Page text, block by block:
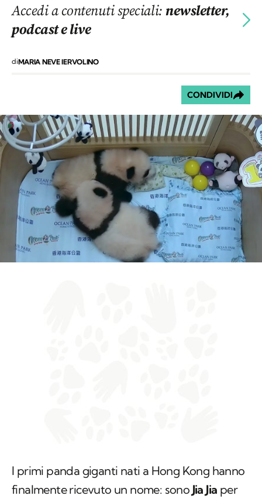
Accedi a contenuti speciali:newsletter,
podcast e live
diMARIA NEVE IERVOLINO
CONDIVIDI
I primi panda giganti nati a Hong Kong hanno
finalmente ricevuto un nome: sono Jia Jia per